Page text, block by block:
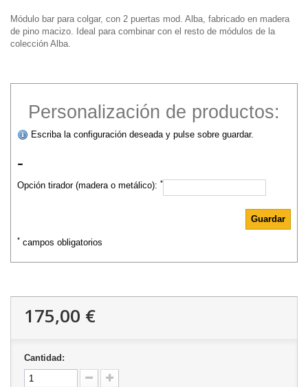
Módulo bar para colgar, con 2 puertas mod. Alba, fabricado en madera
de pino macizo. Ideal para combinar con el resto de módulos de la
colección Alba.
Personalización de productos:
Escriba la configuración deseada y pulse sobre guardar.
-
Opción tirador (madera o metálico):*
* campos obligatorios
175,00 €
Cantidad: